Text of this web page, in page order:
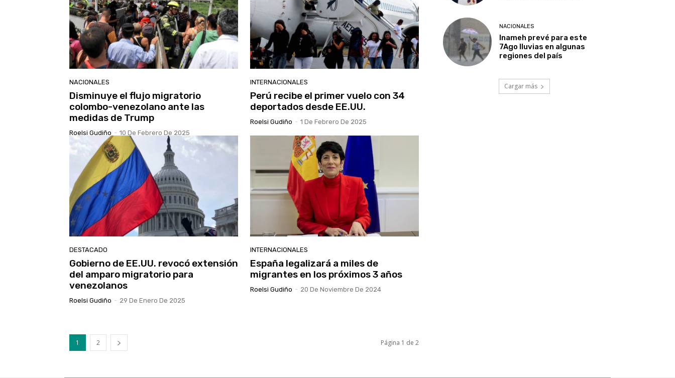
NACIONALES
Disminuye el flujo migratorio
colombo-venezolano ante las
medidas de Trump
Roelsi Gudiño - 10 De Febrero De 2025
INTERNACIONALES
Perú recibe el primer vuelo con 34
deportados desde EE.UU.
Roelsi Gudiño - 1 De Febrero De 2025
DESTACADO
Gobierno de EE.UU. revocó extensión
del amparo migratorio para
venezolanos
Roelsi Gudiño - 29 De Enero De 2025
INTERNACIONALES
España legalizará a miles de
migrantes en los próximos 3 años
Roelsi Gudiño - 20 De Noviembre De 2024
1 2 Página 1 de 2
NACIONALES
Inameh prevé para este
7Ago lluvias en algunas
regiones del país
Cargar más